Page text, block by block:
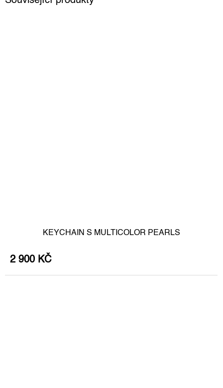
KEYCHAIN S MULTICOLOR PEARLS
2 900 KČ